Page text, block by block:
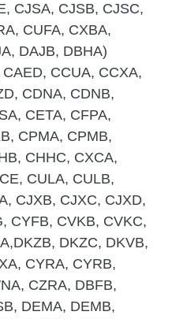
CJSA, CJSB, CJSC,
CUFA, CXBA,
DAJB, DBHA)
CCUA, CCXA,
CDNA, CDNB,
CETA, CFPA,
CPMA, CPMB,
CHHC, CXCA,
CULA, CULB,
CJXB, CJXC, CJXD,
CYFB, CVKB, CVKC,
DKZC, DKVB,
CYRA, CYRB,
CZRA, DBFB,
DEMA, DEMB,